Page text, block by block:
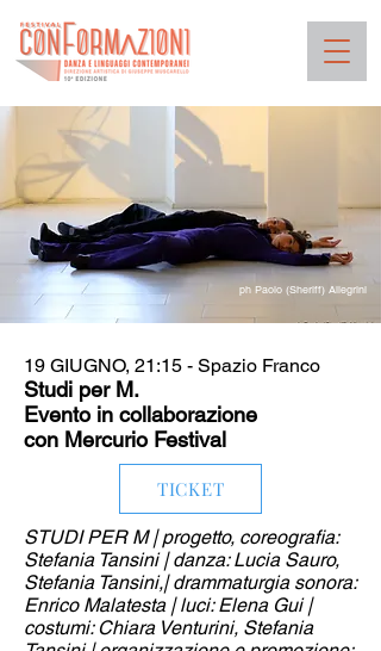
ph Paolo (Sheriff) Allegrini
19 GIUGNO, 21:15 - Spazio Franco
Studi per M.
Evento in collaborazione
con Mercurio Festival
TICKET
STUDI PER M | progetto, coreografia:
Stefania Tansini | danza: Lucia Sauro,
Stefania Tansini,| drammaturgia sonora:
Enrico Malatesta | luci: Elena Gui |
costumi: Chiara Venturini, Stefania